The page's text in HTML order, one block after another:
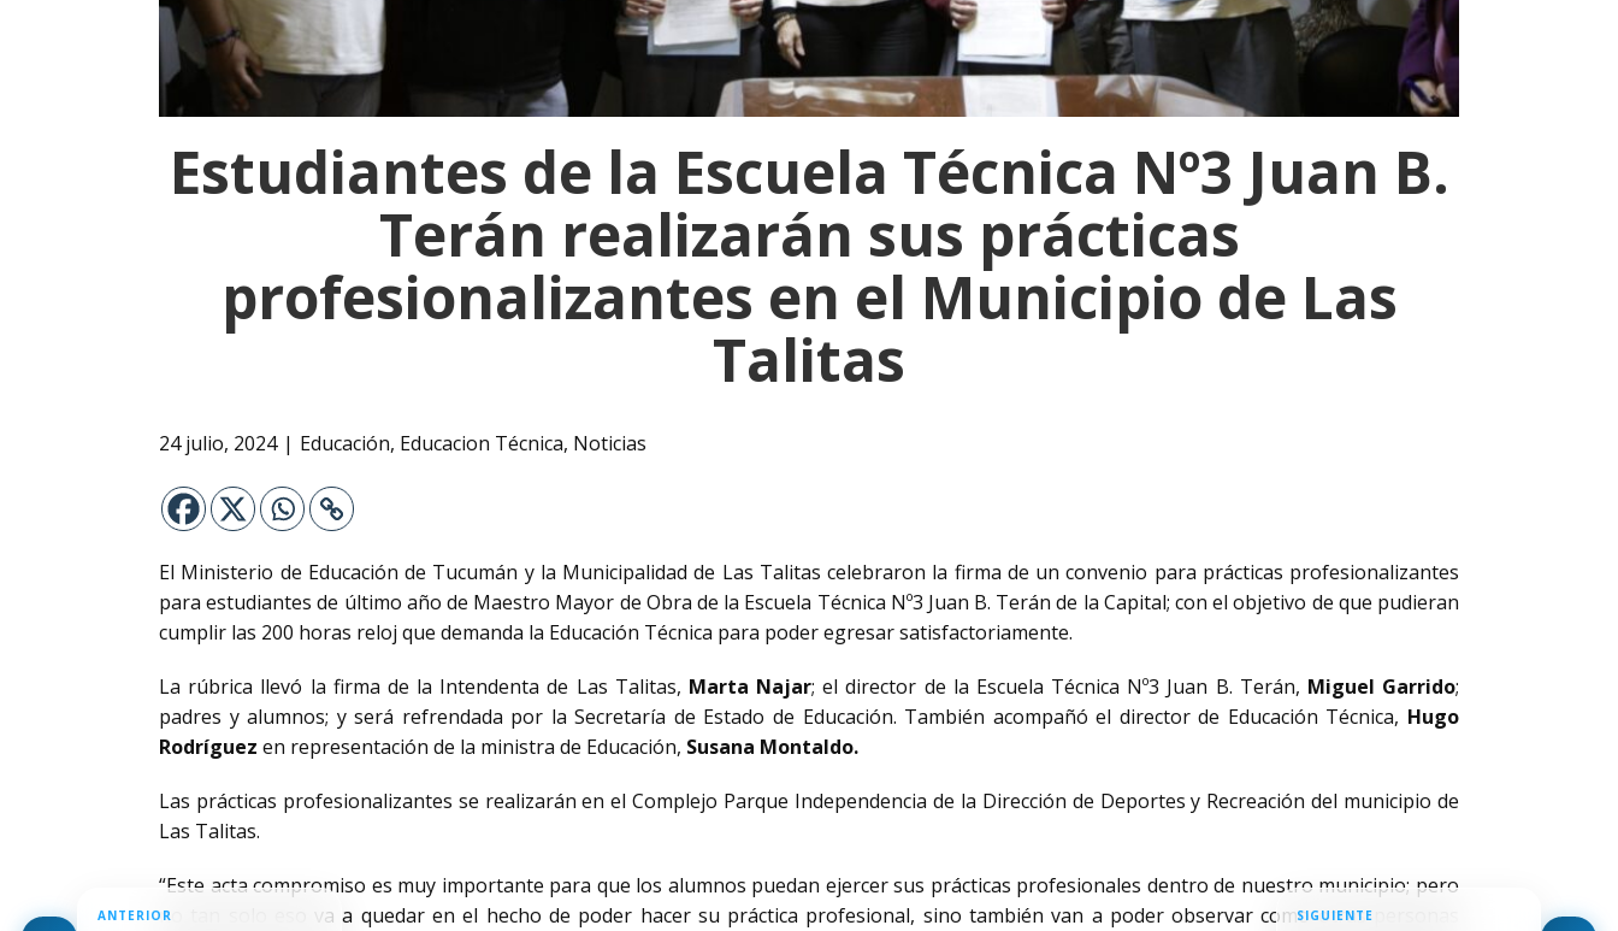
Estudiantes de la Escuela Técnica Nº3 Juan B.
Terán realizarán sus prácticas
profesionalizantes en el Municipio de Las
Talitas
24 julio, 2024 Educación, Educacion Técnica, Noticias
El Ministerio de Educación de Tucumán y la Municipalidad de Las Talitas celebraron la firma de un convenio para prácticas profesionalizantes
para estudiantes de último año de Maestro Mayor de Obra de la Escuela Técnica Nº3 Juan B. Terán de la Capital; con el objetivo de que pudieran
cumplir las 200 horas reloj que demanda la Educación Técnica para poder egresar satisfactoriamente.
La rúbrica llevó la firma de la Intendenta de Las Talitas, Marta Najar; el director de la Escuela Técnica Nº3 Juan B. Terán, Miguel Garrido;
padres y alumnos; y será refrendada por la Secretaría de Estado de Educación. También acompañó el director de Educación Técnica, Hugo
Rodríguez en representación de la ministra de Educación, Susana Montaldo.
Las prácticas profesionalizantes se realizarán en el Complejo Parque Independencia de la Dirección de Deportes y Recreación del municipio de
Las Talitas.
“Este acta compromiso es muy importante para que los alumnos puedan ejercer sus prácticas profesionales dentro de nuestro municipio; pero
no tan solo eso va a quedar en el hecho de poder hacer su práctica profesional, sino también van a poder observar como otras personas
ANTERIOR SIGUIENTE